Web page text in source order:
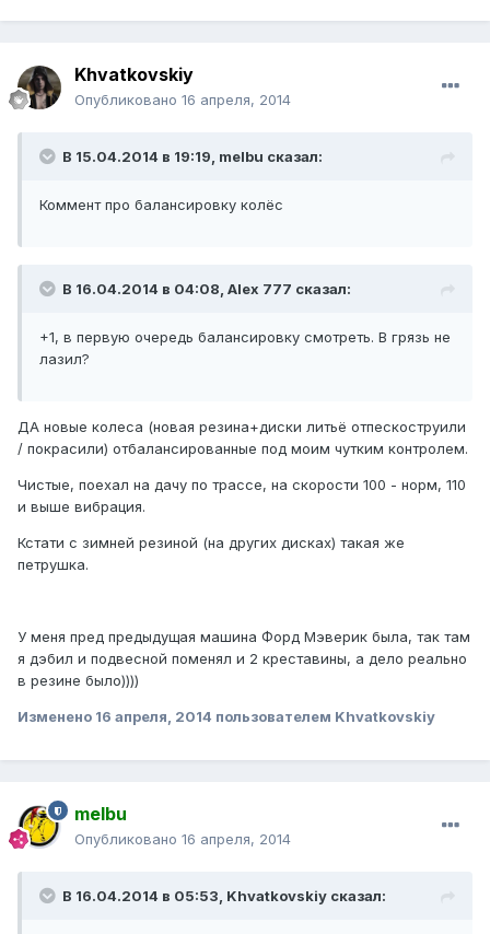
Khvatkovskiy
Опубликовано 16 апреля, 2014
В 15.04.2014 в 19:19, melbu сказал:
Коммент про балансировку колёс
В 16.04.2014 в 04:08, Alex 777 сказал:
+1, в первую очередь балансировку смотреть. В грязь не
лазил?
ДА новые колеса (новая резина+диски литьё отпескоструили
/ покрасили) отбалансированные под моим чутким контролем.
Чистые, поехал на дачу по трассе, на скорости 100 - норм, 110
и выше вибрация.
Кстати с зимней резиной (на других дисках) такая же
петрушка.
У меня пред предыдущая машина Форд Мэверик была, так там
я дэбил и подвесной поменял и 2 креставины, а дело реально
в резине было))))
Изменено 16 апреля, 2014 пользователем Khvatkovskiy
melbu
Опубликовано 16 апреля, 2014
В 16.04.2014 в 05:53, Khvatkovskiy сказал: